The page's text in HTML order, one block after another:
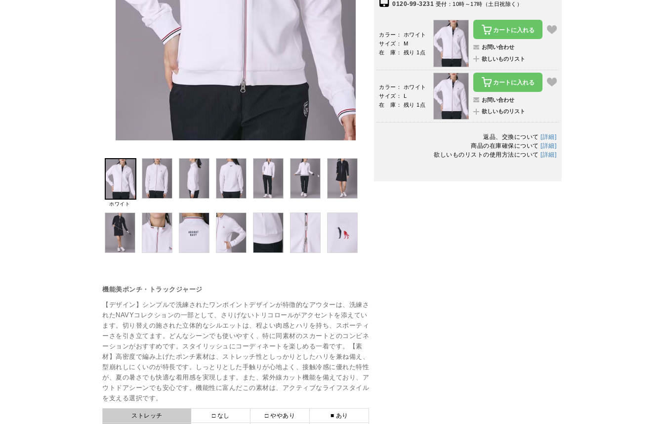
ホワイト
機能美ポンチ・トラックジャージ
【デザイン】シンプルで洗練されたワンポイントデザインが特徴的なアウターは、洗練さ
れたNAVYコレクションの一部として、さりげないトリコロールがアクセントを添えてい
ます。切り替えの施された立体的なシルエットは、程よい肉感とハリを持ち、スポーティ
ーさを引き立てます。どんなシーンでも使いやすく、特に同素材のスカートとのコンビネ
ーションがおすすめです。スタイリッシュにコーディネートを楽しめる一着です。【素
材】高密度で編み上げたポンチ素材は、ストレッチ性としっかりとしたハリを兼ね備え、
型崩れしにくいのが特長です。しっとりとした手触りが心地よく、接触冷感に優れた特性
が、夏の暑さでも快適な着用感を実現します。また、紫外線カット機能を備えており、ア
ウトドアシーンでも安心です。機能性に富んだこの素材は、アクティブなライフスタイル
を支える選択です。
ストレッチ □ なし □ ややあり ■ あり
0120-99-3231 受付：10時～17時（土日祝除く）
カラー： ホワイト
サイズ： M
在 庫： 残り 1点
カートに入れる
お問い合わせ
欲しいものリスト
カラー： ホワイト
サイズ： L
在 庫： 残り 1点
カートに入れる
お問い合わせ
欲しいものリスト
返品、交換について [詳細]
商品の在庫確保について [詳細]
欲しいものリストの使用方法について [詳細]